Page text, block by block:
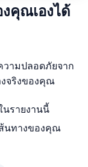
คุณเองได้
วามปลอดภัยจาก
จริงของคุณ
รายงานนี้
นทางของคุณ